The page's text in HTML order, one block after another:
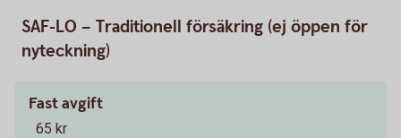
SAF-LO – Traditionell försäkring (ej öppen för
nyteckning)
Fast avgift
65 kr